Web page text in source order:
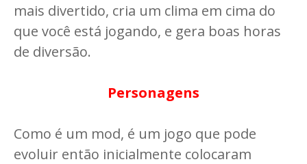
mais divertido, cria um clima em cima do
que você está jogando, e gera boas horas
de diversão.
Personagens
Como é um mod, é um jogo que pode
evoluir então inicialmente colocaram